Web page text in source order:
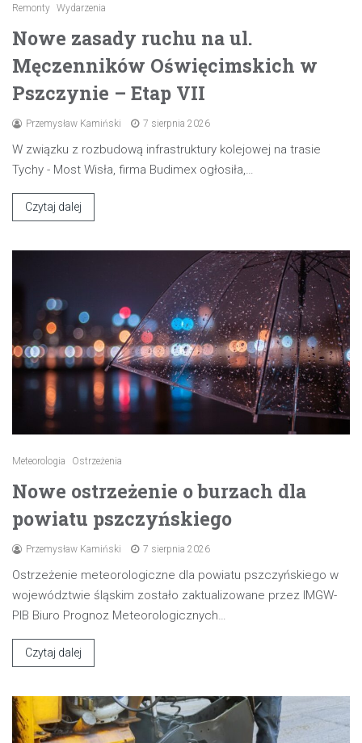
Remonty Wydarzenia
Nowe zasady ruchu na ul.
Męczenników Oświęcimskich w
Pszczynie – Etap VII
Przemysław Kamiński 7 sierpnia 2026
W związku z rozbudową infrastruktury kolejowej na trasie
Tychy - Most Wisła, firma Budimex ogłosiła,…
Czytaj dalej
Meteorologia Ostrzeżenia
Nowe ostrzeżenie o burzach dla
powiatu pszczyńskiego
Przemysław Kamiński 7 sierpnia 2026
Ostrzeżenie meteorologiczne dla powiatu pszczyńskiego w
województwie śląskim zostało zaktualizowane przez IMGW-
PIB Biuro Prognoz Meteorologicznych…
Czytaj dalej